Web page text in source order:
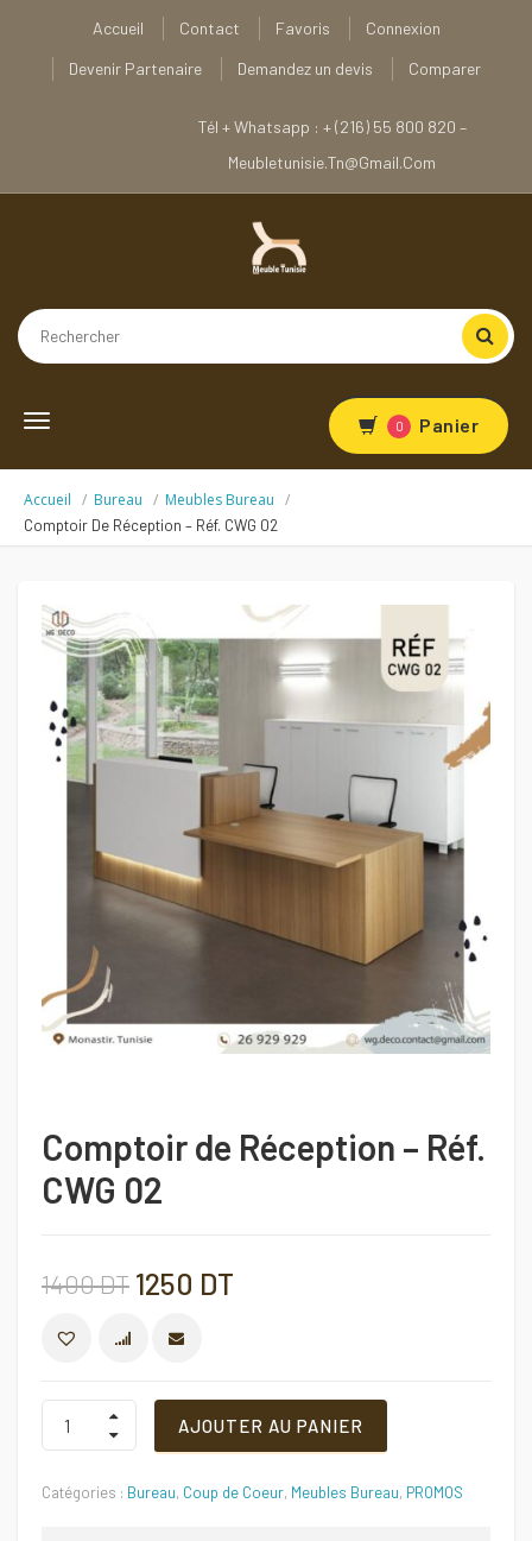
Accueil Contact Favoris
Connexion
Devenir Partenaire
Demandez un devis Comparer
Tél + Whatsapp : + (216) 55 800 820 –
Meubletunisie.tn@gmail.com
Toggle
0 Panier
Accueil Bureau Meubles Bureau
Comptoir De Réception – Réf. CWG 02
Comptoir de Réception – Réf.
CWG 02
1400DT Le
prix
initial
était :
1250 DT
actuel
est :
COMPARER
Comptoir
Réception
Réf.
AJOUTER AU PANIER
Catégories : Bureau, Coup de Coeur, Meubles Bureau, PROMOS